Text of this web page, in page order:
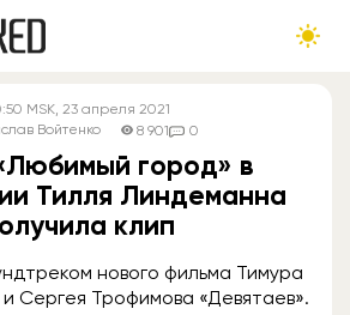
MSK, 23 апреля 2021
Войтенко
8 901 0
город» в
Тилля Линдеманна
клип
нового фильма Тимура
Сергея Трофимова «Девятаев».